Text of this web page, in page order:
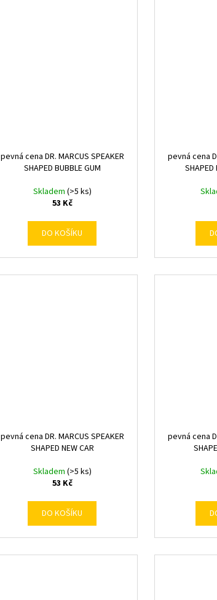
pevná cena DR. MARCUS SPEAKER
SHAPED BUBBLE GUM
Skladem (>5 ks)
53 Kč
DO KOŠÍKU
pevná cena
pevná cena DR. MARCUS SPEAKER
SHAPED NEW CAR
Skladem (>5 ks)
53 Kč
DO KOŠÍKU
pevná cena